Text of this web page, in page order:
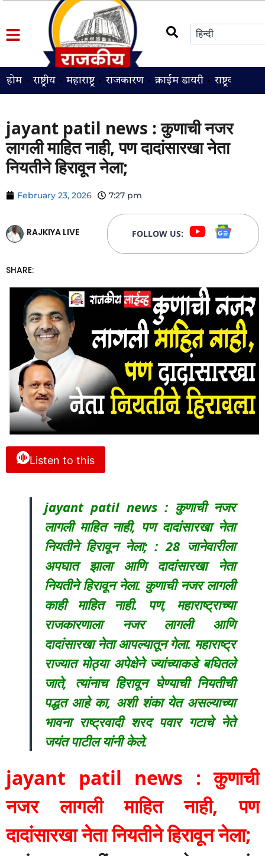
होम राष्ट्रीय महाराष्ट्र राजकारण क्राईम डायरी राष्ट्रवादी
jayant patil news : कुणाची नजर
लागली माहित नाही, पण दादांसारखा नेता
नियतीने हिरावून नेला;
February 23, 2026 7:27 pm
RAJKIYA LIVE FOLLOW US:
SHARE:
Listen to this
jayant patil news : कुणाची नजर
लागली माहित नाही, पण दादांसारखा नेता
नियतीने हिरावून नेला; : 28 जानेवारीला
अपघात झाला आणि दादांसारखा नेता
नियतीने हिरावून नेला. कुणाची नजर लागली
काही माहित नाही. पण, महाराष्ट्राच्या
राजकारणाला नजर लागली आणि
दादांसारखा नेता आपल्यातून गेला. महाराष्ट्र
राज्यात मोठ्या अपेक्षेने ज्यांच्याकडे बघितले
जाते, त्यांनाच हिरावून घेण्याची नियतीची
पद्धत आहे का, अशी शंका येत असल्याच्या
भावना राष्ट्रवादी शरद पवार गटाचे नेते
जयंत पाटील यांनी केले.
jayant patil news : कुणाची
नजर लागली माहित नाही, पण
दादांसारखा नेता नियतीने हिरावून नेला;